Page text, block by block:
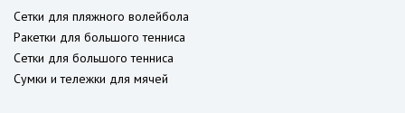
Сетки для пляжного волейбола
Ракетки для большого тенниса
Сетки для большого тенниса
Сумки и тележки для мячей